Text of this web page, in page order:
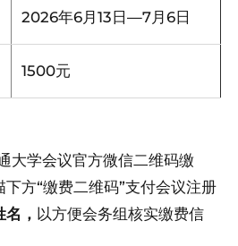
2026年6月13日—7月6日
1500元
大学会议官方微信二维码缴
方“缴费二维码”支付会议注册
， 以方便会务组核实缴费信